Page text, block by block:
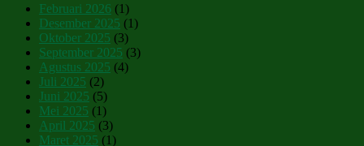
Februari 2026 (1)
Desember 2025 (1)
Oktober 2025 (3)
September 2025 (3)
Agustus 2025 (4)
Juli 2025 (2)
Juni 2025 (5)
Mei 2025 (1)
April 2025 (3)
Maret 2025 (1)